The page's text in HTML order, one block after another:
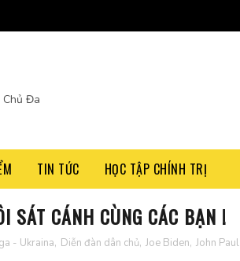
Chủ Đa
TIN TỨC HỌC TẬP CHÍNH TRỊ
SÁT CÁNH CÙNG CÁC BẠN !
- Ukraina, Diễn đàn dân chủ, Joe Biden, John Paul